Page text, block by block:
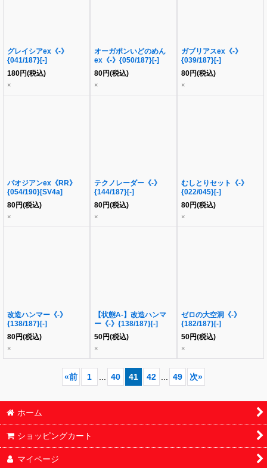
グレイシアex《-》
{041/187}[-]
180円(税込)
×
オーガポンいどのめん
ex《-》{050/187}[-]
80円(税込)
×
ガブリアスex《-》
{039/187}[-]
80円(税込)
×
パオジアンex《RR》
{054/190}[SV4a]
80円(税込)
×
テクノレーダー《-》
{144/187}[-]
80円(税込)
×
むしとりセット《-》
{022/045}[-]
80円(税込)
×
改造ハンマー《-》
{138/187}[-]
80円(税込)
×
【状態A-】改造ハンマ
ー《-》{138/187}[-]
50円(税込)
×
ゼロの大空洞《-》
{182/187}[-]
50円(税込)
×
«前 1 ... 40 41 42 ... 49 次»
ホーム
ショッピングカート
マイページ